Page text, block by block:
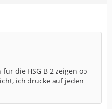
die HSG B 2 zeigen ob
ich drücke auf jeden